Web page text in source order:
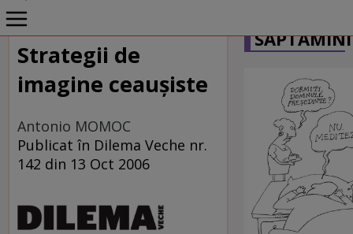
Home
Tema săptămînii
Strategii de
imagine ceauşiste
Antonio MOMOC
Publicat în Dilema Veche nr.
142 din 13 Oct 2006